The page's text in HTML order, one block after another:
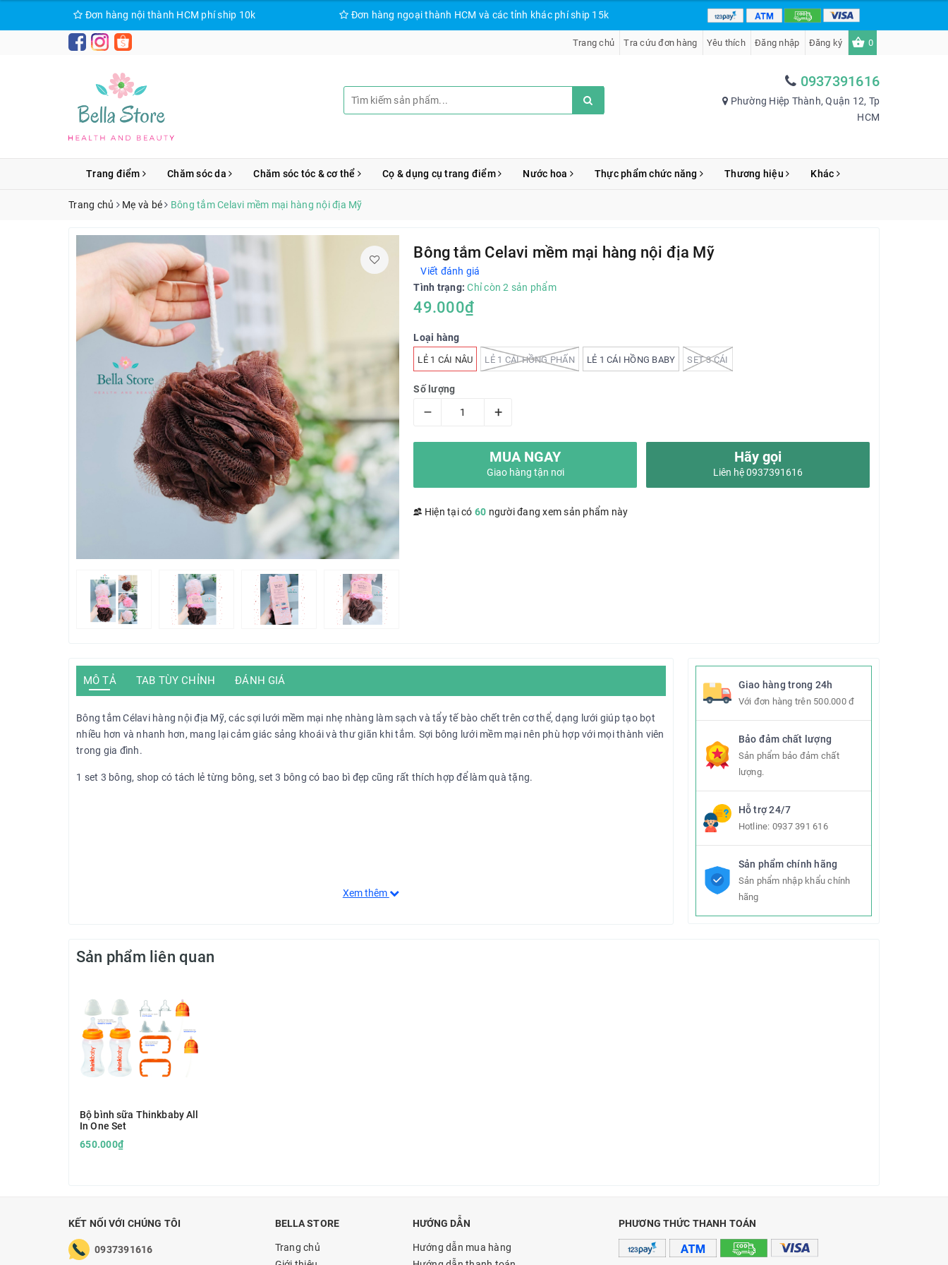
Đơn hàng nội thành HCM phí ship 10k Đơn hàng ngoại thành HCM và các tỉnh khác phí ship 15k
Trang chủ Tra cứu đơn hàng Yêu thích Đăng nhập Đăng ký 0
0937391616
Phường Hiệp Thành, Quận 12, Tp
HCM
Trang điểm Chăm sóc da Chăm sóc tóc & cơ thể Cọ & dụng cụ trang điểm Nước hoa Thực phẩm chức năng Thương hiệu Khác
Trang chủ Mẹ và bé Bông tắm Celavi mềm mại hàng nội địa Mỹ
Bông tắm Celavi mềm mại hàng nội địa Mỹ
Viết đánh giá
Tình trạng: Chỉ còn 2 sản phẩm
49.000₫
Loại hàng
LẺ 1 CÁI NÂU LẺ 1 CÁI HỒNG PHẤN LẺ 1 CÁI HỒNG BABY SET 3 CÁI
Số lượng
– +
MUA NGAY
Giao hàng tận nơi
Hãy gọi
Liên hệ 0937391616
Hiện tại có 60 người đang xem sản phẩm này
MÔ TẢ TAB TÙY CHỈNH ĐÁNH GIÁ
Bông tắm Célavi hàng nội địa Mỹ, các sợi lưới mềm mại nhẹ nhàng làm sạch và tẩy tế bào chết trên cơ thể, dạng lưới giúp tạo bọt
nhiều hơn và nhanh hơn, mang lại cảm giác sảng khoái và thư giãn khi tắm. Sợi bông lưới mềm mại nên phù hợp với mọi thành viên
trong gia đình.
1 set 3 bông, shop có tách lẻ từng bông, set 3 bông có bao bì đẹp cũng rất thích hợp để làm quà tặng.
Xem thêm
Giao hàng trong 24h
Với đơn hàng trên 500.000 đ
Bảo đảm chất lượng
Sản phẩm bảo đảm chất
lượng.
Hỗ trợ 24/7
Hotline: 0937 391 616
Sản phẩm chính hãng
Sản phẩm nhập khẩu chính
hãng
Sản phẩm liên quan
Bộ bình sữa Thinkbaby All
In One Set
650.000₫
KẾT NỐI VỚI CHÚNG TÔI
0937391616
BELLA STORE
Trang chủ
HƯỚNG DẪN
Hướng dẫn mua hàng
PHƯƠNG THỨC THANH TOÁN